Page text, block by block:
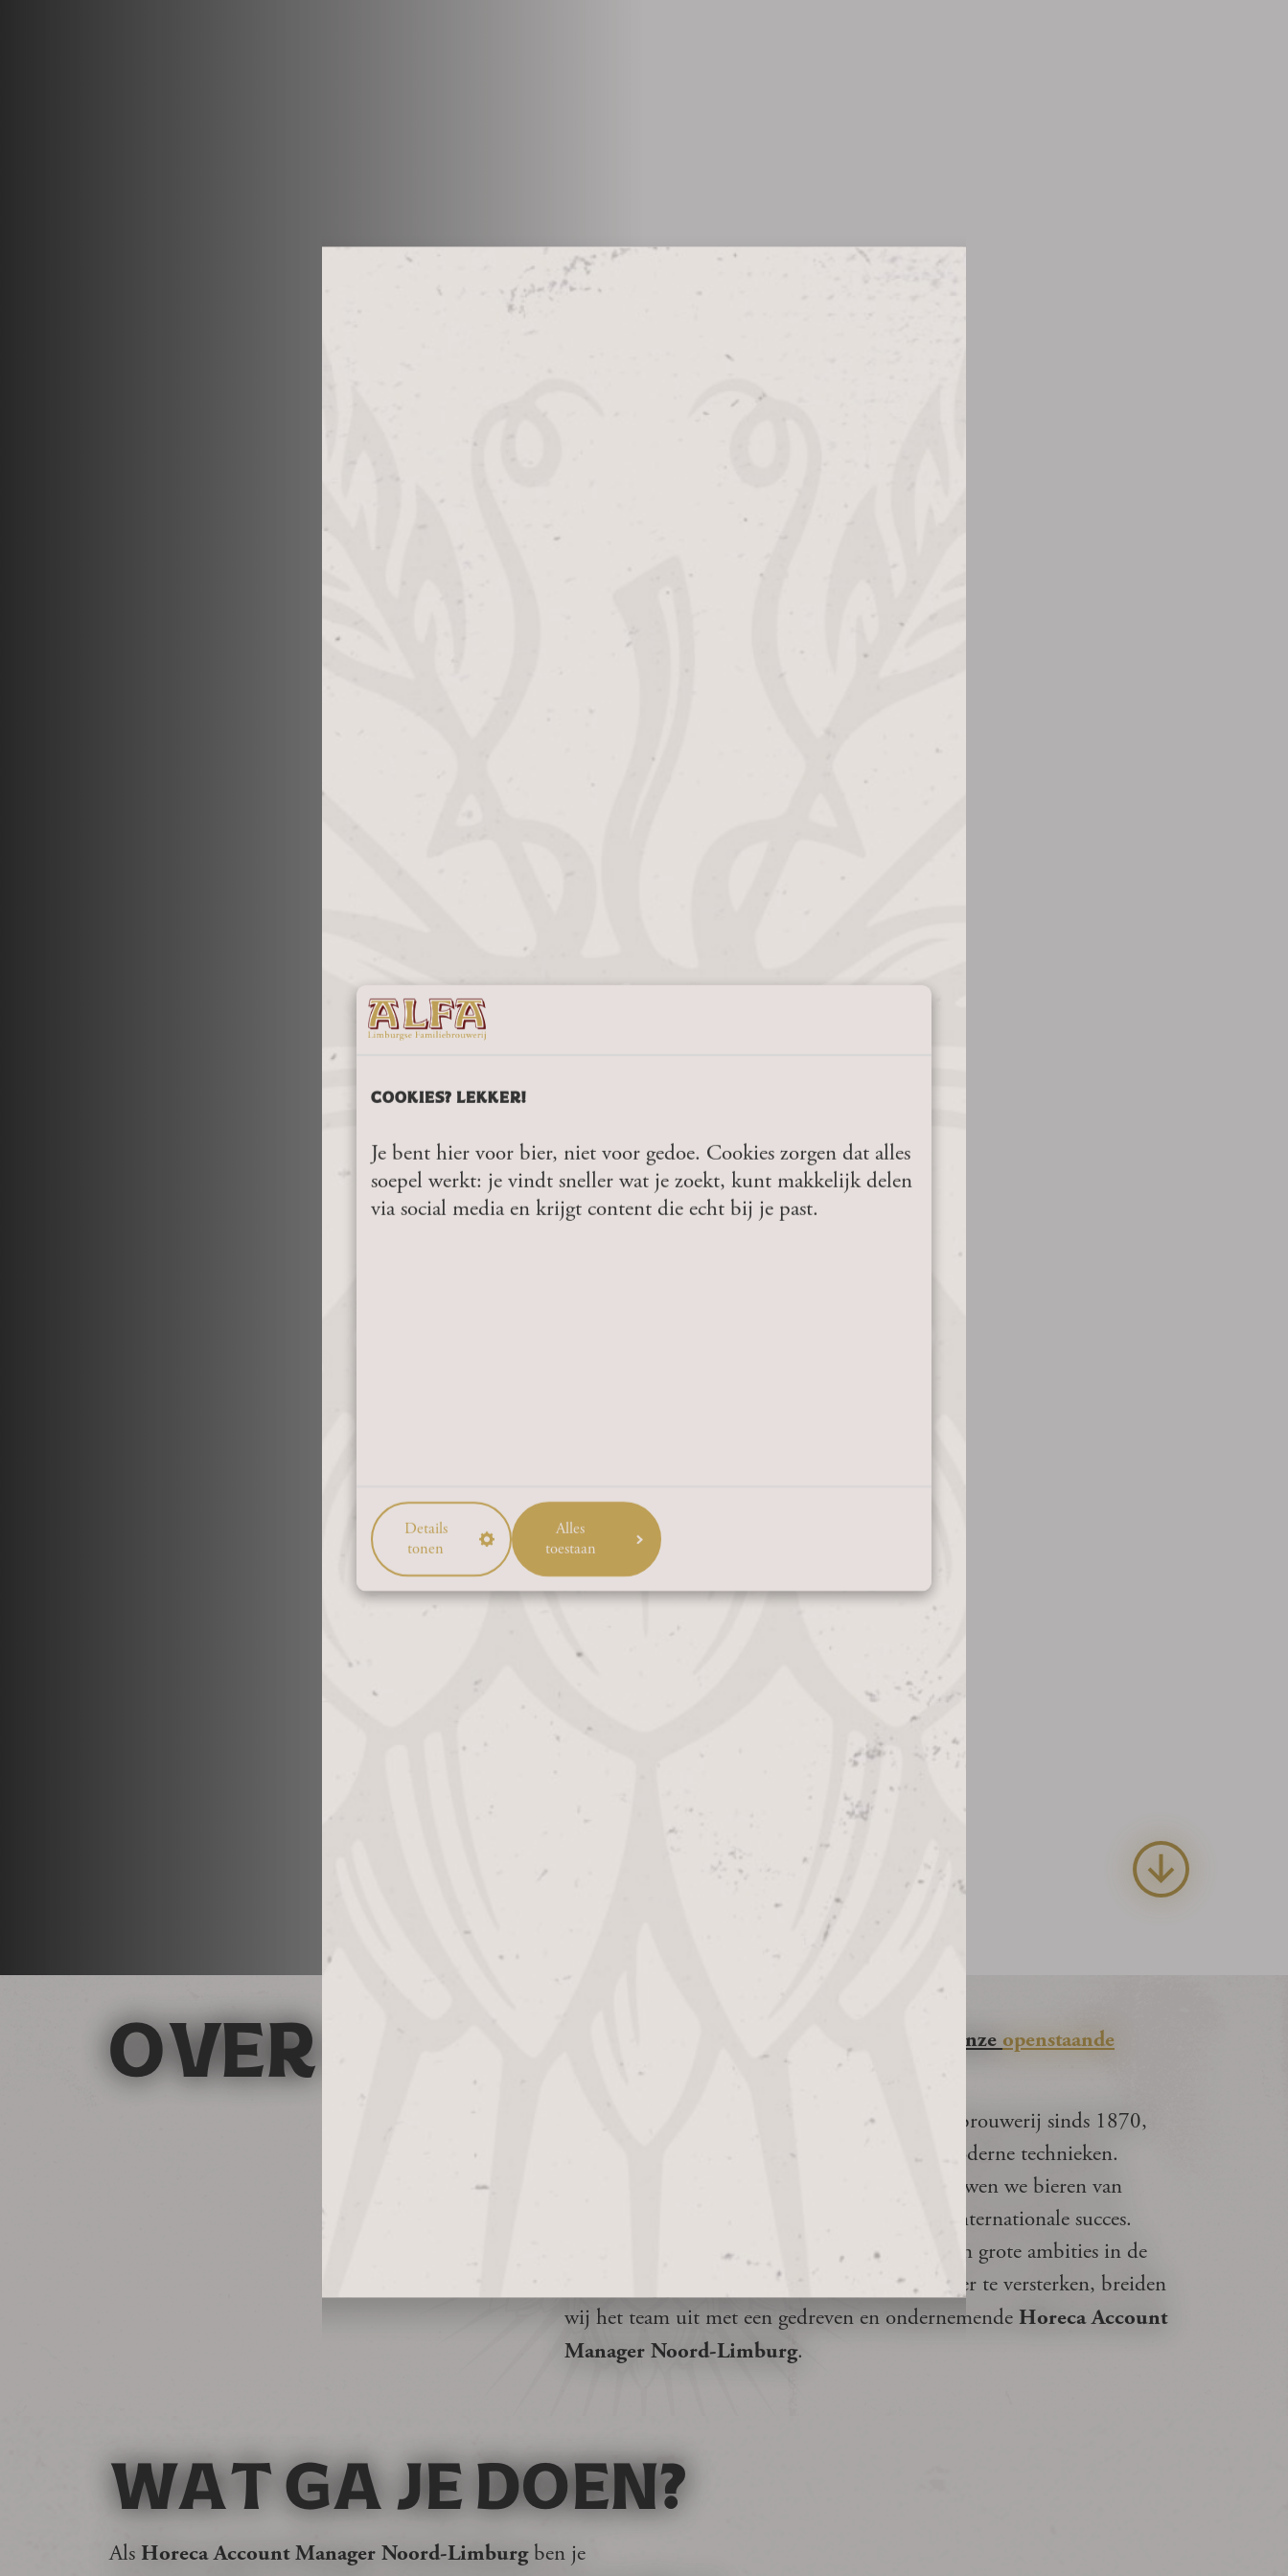
COOKIES? LEKKER!
Je bent hier voor bier, niet voor gedoe. Cookies zorgen dat alles
soepel werkt: je vindt sneller wat je zoekt, kunt makkelijk delen
via social media en krijgt content die echt bij je past.
Details
tonen
Alles
toestaan
OVER ONS: Let op: Deze vacature is al vervuld. Bekijk onze openstaande
vacatures
Alfa Bierbrouwerij, een onafhankelijke familiebrouwerij sinds 1870,
combineert ambachtelijk vakmanschap met moderne technieken.
Vanuit het prachtige Schinnen, Limburg, brouwen we bieren van
topkwaliteit en bouwen we met trots aan ons internationale succes.
Onze merken, waaronder Brasa en Alfa, hebben grote ambities in de
horeca. Om onze groei in onze thuisregio verder te versterken, breiden
wij het team uit met een gedreven en ondernemende Horeca Account
Manager Noord-Limburg.
WAT GA JE DOEN?
Als Horeca Account Manager Noord-Limburgben je